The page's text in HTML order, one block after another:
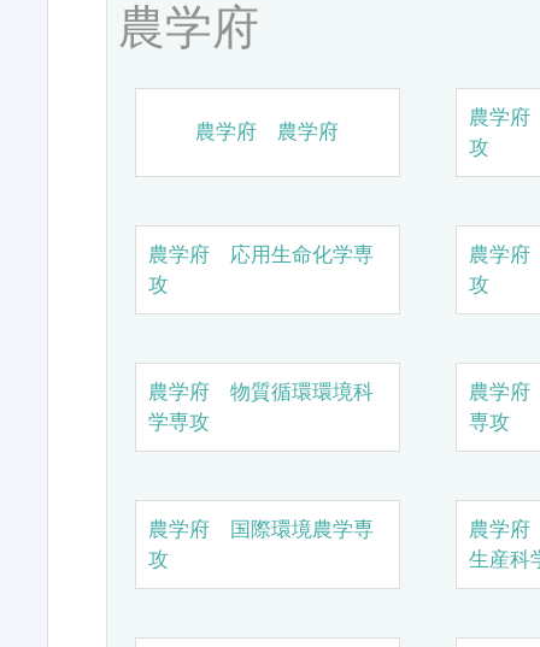
農学府
農学府 農学府
農学
攻
農学府 応用生命化学専
攻
農学
攻
農学府 物質循環環境科
学専攻
農学
専攻
農学府 国際環境農学専
攻
農学
生産科